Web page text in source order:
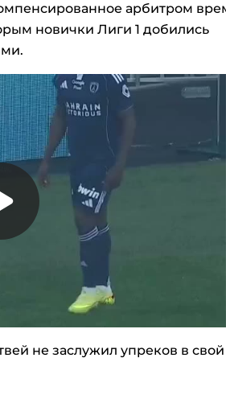
арбитром
новички Лиги 1 добились
не заслужил упреков в свой